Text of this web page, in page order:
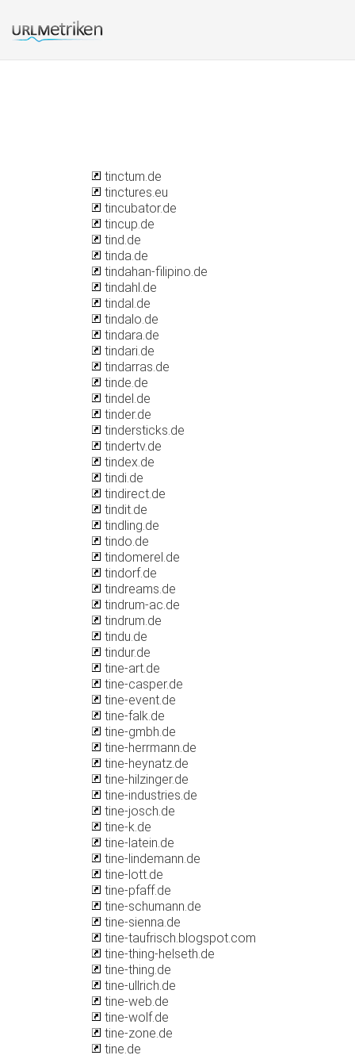
tinctum.de
tinctures.eu
tincubator.de
tincup.de
tind.de
tinda.de
tindahan-filipino.de
tindahl.de
tindal.de
tindalo.de
tindara.de
tindari.de
tindarras.de
tinde.de
tindel.de
tinder.de
tindersticks.de
tindertv.de
tindex.de
tindi.de
tindirect.de
tindit.de
tindling.de
tindo.de
tindomerel.de
tindorf.de
tindreams.de
tindrum-ac.de
tindrum.de
tindu.de
tindur.de
tine-art.de
tine-casper.de
tine-event.de
tine-falk.de
tine-gmbh.de
tine-herrmann.de
tine-heynatz.de
tine-hilzinger.de
tine-industries.de
tine-josch.de
tine-k.de
tine-latein.de
tine-lindemann.de
tine-lott.de
tine-pfaff.de
tine-schumann.de
tine-sienna.de
tine-taufrisch.blogspot.com
tine-thing-helseth.de
tine-thing.de
tine-ullrich.de
tine-web.de
tine-wolf.de
tine-zone.de
tine.de